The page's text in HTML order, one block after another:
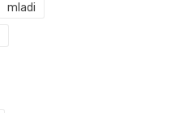
mladi